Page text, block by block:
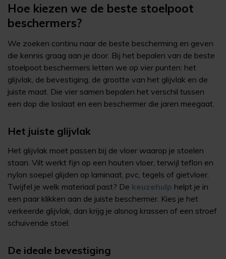
Hoe kiezen we de beste stoelpoot
beschermers?
We zoeken continu naar de beste bescherming en geven
die kennis graag aan je door. Bij het bepalen van de beste
stoelpoot beschermers letten we op vier punten: het
glijvlak, de bevestiging, de grootte van het glijvlak en de
juiste maat. Die vier samen bepalen het verschil tussen
een dop die loslaat en een beschermer die jaren meegaat.
Het juiste glijvlak
Het glijvlak moet passen bij de vloer waarop je stoelen
staan. Vilt werkt fijn op een houten vloer, terwijl teflon en
nylon soepel glijden op laminaat, pvc, tegels of gietvloer.
Twijfel je welk materiaal past? De keuzehulp helpt je in
een paar klikken aan de juiste beschermer. Kies je het
verkeerde glijvlak, dan krijg je alsnog krassen of een stroef
schuivende stoel.
De ideale bevestiging